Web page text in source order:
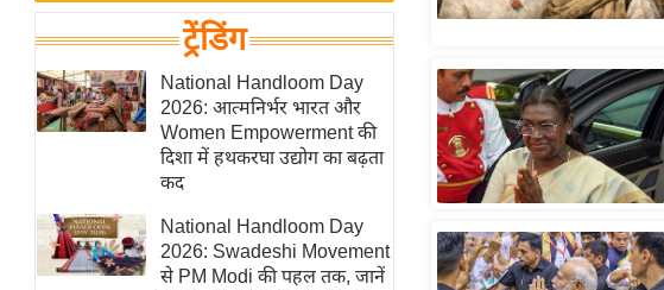
News
Hindi
Videos
खेल
क्रिकेट
IPL
2026
मिसाल बेमिसाल
शख्सियत
ट्रेंडिंग
National Handloom Day
2026: आत्मनिर्भर भारत और
Women Empowerment की
दिशा में हथकरघा उद्योग का बढ़ता
कद
National Handloom Day
2026: Swadeshi Movement
से PM Modi की पहल तक, जानें